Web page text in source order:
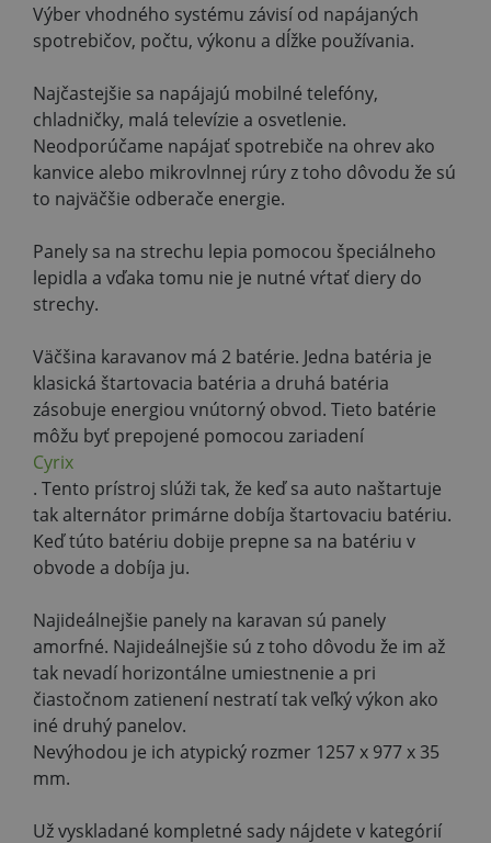
Výber vhodného systému závisí od napájaných
spotrebičov, počtu, výkonu a dĺžke používania.
Najčastejšie sa napájajú mobilné telefóny,
chladničky, malá televízie a osvetlenie.
Neodporúčame napájať spotrebiče na ohrev ako
kanvice alebo mikrovlnnej rúry z toho dôvodu že sú
to najväčšie odberače energie.
Panely sa na strechu lepia pomocou špeciálneho
lepidla a vďaka tomu nie je nutné vŕtať diery do
strechy.
Väčšina karavanov má 2 batérie. Jedna batéria je
klasická štartovacia batéria a druhá batéria
zásobuje energiou vnútorný obvod. Tieto batérie
môžu byť prepojené pomocou zariadení
Cyrix
. Tento prístroj slúži tak, že keď sa auto naštartuje
tak alternátor primárne dobíja štartovaciu batériu.
Keď túto batériu dobije prepne sa na batériu v
obvode a dobíja ju.
Najideálnejšie panely na karavan sú panely
amorfné. Najideálnejšie sú z toho dôvodu že im až
tak nevadí horizontálne umiestnenie a pri
čiastočnom zatienení nestratí tak veľký výkon ako
iné druhý panelov.
Nevýhodou je ich atypický rozmer 1257 x 977 x 35
mm.
Už vyskladané kompletné sady nájdete v kategórií